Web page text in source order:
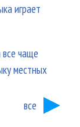
играет
чаще
местных
все